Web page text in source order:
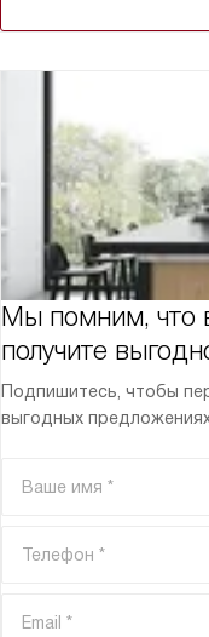
Мы помним, что
получите
Подпишитесь, чтобы
выгодных